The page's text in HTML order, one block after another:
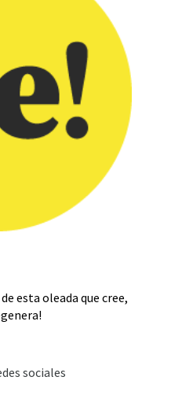
esta oleada que cree,
sociales